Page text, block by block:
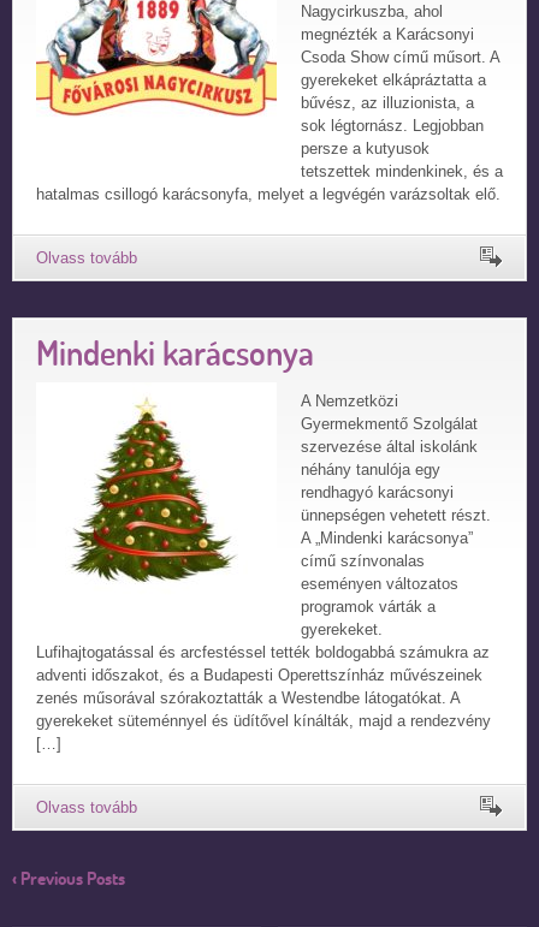
Nagycirkuszba, ahol
megnézték a Karácsonyi
Csoda Show című műsort. A
gyerekeket elkápráztatta a
bűvész, az illuzionista, a
sok légtornász. Legjobban
persze a kutyusok
tetszettek mindenkinek, és a
hatalmas csillogó karácsonyfa, melyet a legvégén varázsoltak elő.
Mindenki karácsonya
A Nemzetközi
Gyermekmentő Szolgálat
szervezése által iskolánk
néhány tanulója egy
rendhagyó karácsonyi
ünnepségen vehetett részt.
A „Mindenki karácsonya”
című színvonalas
eseményen változatos
programok várták a
gyerekeket.
Lufihajtogatással és arcfestéssel tették boldogabbá számukra az
adventi időszakot, és a Budapesti Operettszínház művészeinek
zenés műsorával szórakoztatták a Westendbe látogatókat. A
gyerekeket süteménnyel és üdítővel kínálták, majd a rendezvény
[…]
‹ Previous Posts